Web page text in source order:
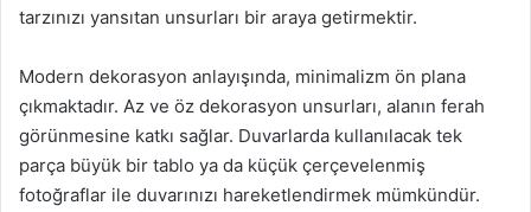
tarzınızı yansıtan unsurları bir araya getirmektir.
Modern dekorasyon anlayışında, minimalizm ön plana
çıkmaktadır. Az ve öz dekorasyon unsurları, alanın ferah
görünmesine katkı sağlar. Duvarlarda kullanılacak tek
parça büyük bir tablo ya da küçük çerçevelenmiş
fotoğraflar ile duvarınızı hareketlendirmek mümkündür.